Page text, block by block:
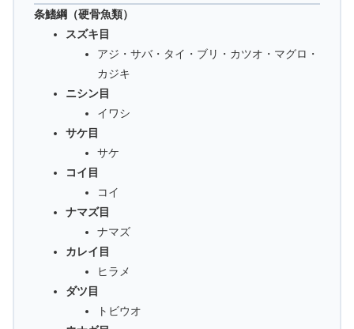
条鰭綱（硬骨魚類）
スズキ目
アジ・サバ・タイ・ブリ・カツオ・マグロ・
カジキ
ニシン目
イワシ
サケ目
サケ
コイ目
コイ
ナマズ目
ナマズ
カレイ目
ヒラメ
ダツ目
トビウオ